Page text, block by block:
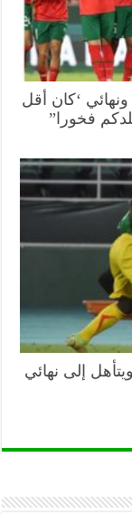
ونهائي ‘كان أقل
إلى نهائي